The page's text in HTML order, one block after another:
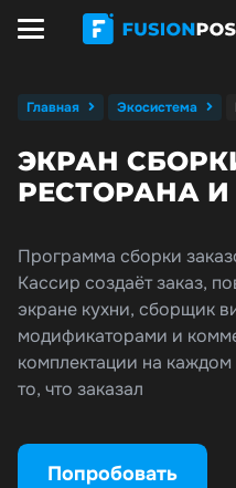
Главная Экосистема
ЭКРАН
РЕСТОРАНА
Программа сборки
Кассир создаёт заказ,
экране кухни, сборщик
модификаторами и
комплектации на каждом
то, что заказал
Попробовать